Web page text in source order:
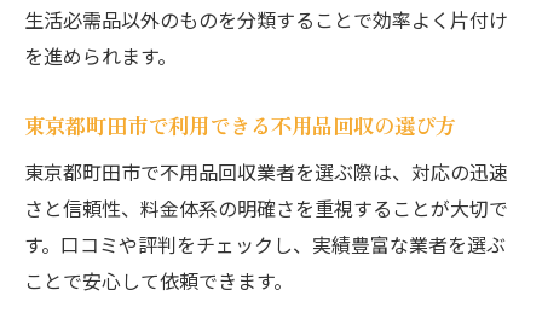
生活必需品以外のものを分類することで効率よく片付け
を進められます。
東京都町田市で利用できる不用品回収の選び方
東京都町田市で不用品回収業者を選ぶ際は、対応の迅速
さと信頼性、料金体系の明確さを重視することが大切で
す。口コミや評判をチェックし、実績豊富な業者を選ぶ
ことで安心して依頼できます。